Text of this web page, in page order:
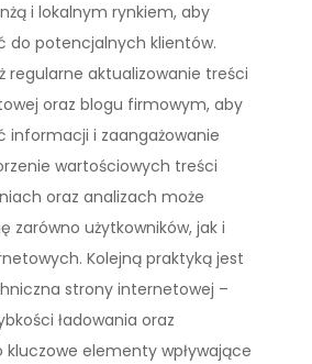
i lokalnym rynkiem, aby
do potencjalnych klientów.
regularne aktualizowanie treści
oraz blogu firmowym, aby
informacji i zaangażowanie
wartościowych treści
oraz analizach może
zarówno użytkowników, jak i
Kolejną praktyką jest
strony internetowej –
ładowania oraz
kluczowe elementy wpływające